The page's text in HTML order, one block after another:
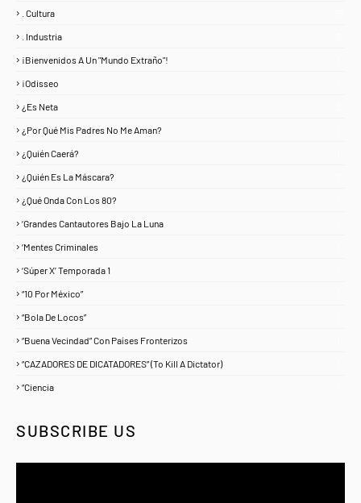
. Cultura
. Industria
¡Bienvenidos A Un "Mundo Extraño"!
¡Odisseo
¿Es Neta
¿Por Qué Mis Padres No Me Aman?
¿Quién Caerá?
¿Quién Es La Máscara?
¿Qué Onda Con Los 80?
‘Grandes Cantautores Bajo La Luna
‘Mentes Criminales
‘Súper X’ Temporada 1
“10 Por México”
“Bola De Locos”
“Buena Vecindad” Con Países Fronterizos
“CAZADORES DE DICATADORES” (To Kill A Dictator)
“Ciencia
SUBSCRIBE US